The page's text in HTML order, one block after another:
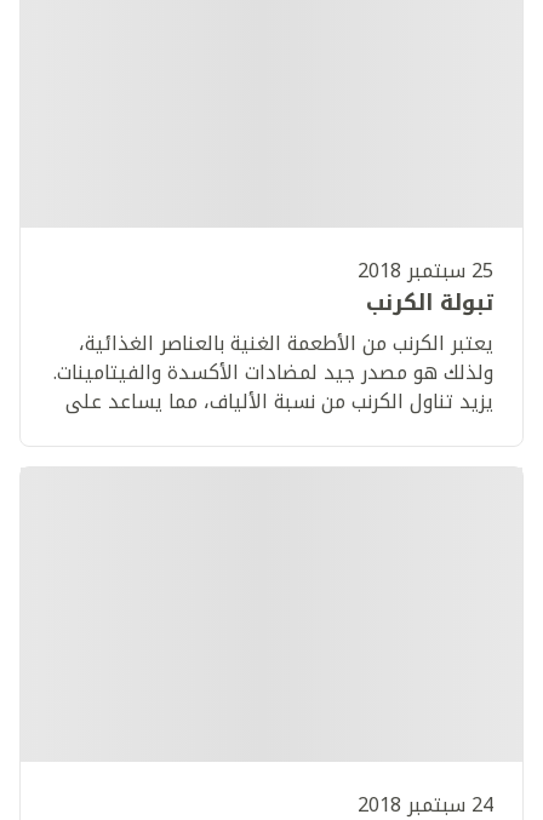
25 سبتمبر 2018
تبولة الكرنب
يعتبر الكرنب من الأطعمة الغنية بالعناصر الغذائية،
ولذلك هو مصدر جيد لمضادات الأكسدة والفيتامينات.
يزيد تناول الكرنب من نسبة الألياف، مما يساعد على
24 سبتمبر 2018